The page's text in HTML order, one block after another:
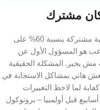
كان مشترك
التحليل الموضوعي بيقول إن المسؤولية مشتركة بنسبة 60% على
اللاعب هو المسؤول الأول عن
يجبر. المشكلة الحقيقية
هاني بمشاكل الاستجابة في
لما لاحظ التغييرات
السلبية. الكارثة الأكبر كانت في آخر 4 أسابيع قبل أولمبيا – بروتوكول